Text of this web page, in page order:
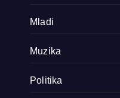
Mladi
Muzika
Politika